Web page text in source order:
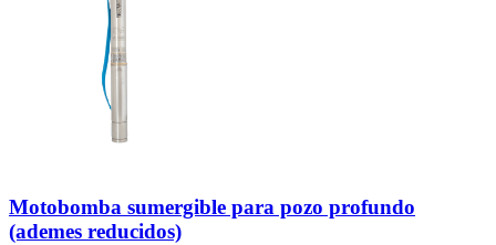
Motobomba sumergible para pozo profundo
(ademes reducidos)